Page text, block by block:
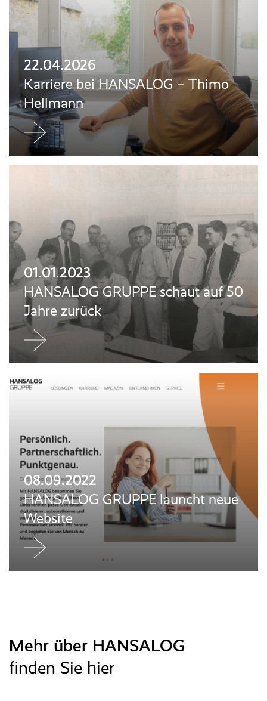
22.04.2026
Karriere bei HANSALOG – Thimo
Hellmann
Jetzt
weiterlesen
01.01.2023
HANSALOG GRUPPE schaut auf 50
Jahre zurück
Jetzt
weiterlesen
08.09.2022
HANSALOG GRUPPE launcht neue
Website
Jetzt
weiterlesen
Mehr über HANSALOG
finden Sie hier